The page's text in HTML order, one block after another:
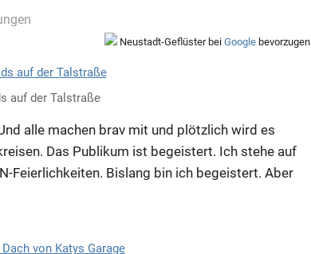
Neustadt-Geflüster bei Google bevorzugen
auf der Talstraße
alle machen brav mit und plötzlich wird es
Das Publikum ist begeistert. Ich stehe auf
Feierlichkeiten. Bislang bin ich begeistert. Aber